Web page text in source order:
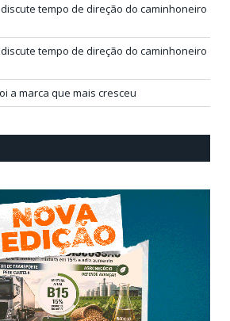
tempo de direção do caminhoneiro
tempo de direção do caminhoneiro
a marca que mais cresceu